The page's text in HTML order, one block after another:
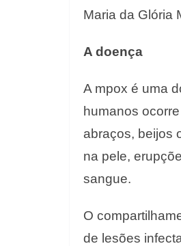
Maria da Glória
A doença
A mpox é uma
humanos
abraços, beijos
na pele,
sangue.
O
de lesões